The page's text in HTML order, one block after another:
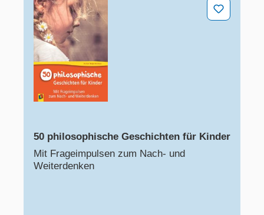
50 philosophische Geschichten für Kinder
50 philosophische Geschichten für Kinder
Mit Frageimpulsen zum Nach- und
Weiterdenken